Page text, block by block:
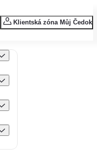
Klientská zóna Můj Čedok